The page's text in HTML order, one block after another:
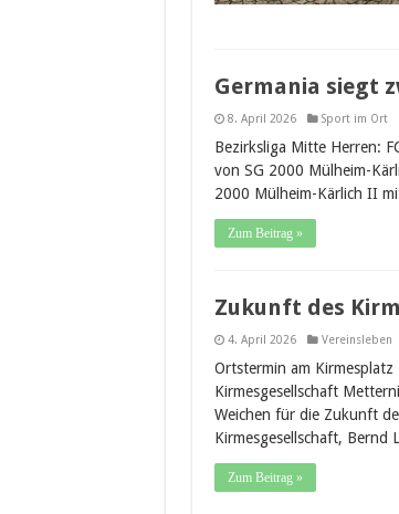
Germania siegt
8. April 2026 Sport im Ort
Bezirksliga Mitte Herren:
von SG 2000 Mülheim-
2000 Mülheim-Kärlich II
Zum Beitrag »
Zukunft des
4. April 2026 Vereinsleben
Ortstermin am
Kirmesgesellschaft
Weichen für die Zukunft
Kirmesgesellschaft, Bernd
Zum Beitrag »